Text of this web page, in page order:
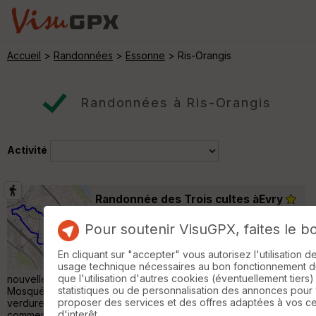
Accueil > Randonnées > Essonne > Ris-Orangis
Randonnées à Ris-Orangis
Activité
Randonnée des Trois cultes àEvry
Randonnée découverte des 3/4 religieux
dans Evry Ville Nouvelle, à travers la ville
nouvelle d'Evry-Courcouronne depuis la Cathédrale, la
Mosquée et la Pagogde, passage dans les différents parcs de
verdure, du canal, et des pyramides; La cathédrale d’Evry Tout
Pour soutenir VisuGPX, faites le
En cliquant sur "accepter" vous autorisez l'utilisation
usage technique nécessaires au bon fonctionnement
que l'utilisation d'autres cookies (éventuellement
statistiques ou de personnalisation des annonces pour
proposer des services et des offres adaptées à vos